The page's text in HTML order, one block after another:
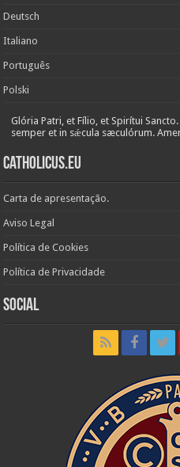
Deutsch
Italiano
Português
Polski
Glória Patri, et Fílio, et Spirítui
semper et in sǽcula sæculórum.
Catholicus.eu
Carta de apresentação.
Aviso Legal
Política de Cookies
Política de Privacidade
Social